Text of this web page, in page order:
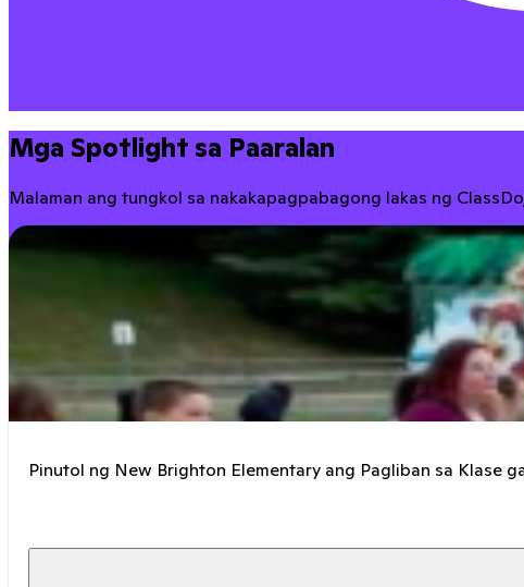
Mga Spotlight sa Paaralan
Malaman ang tungkol sa nakakapagpabagong lakas ng
Pinutol ng New Brighton Elementary ang Pagliban sa Klase